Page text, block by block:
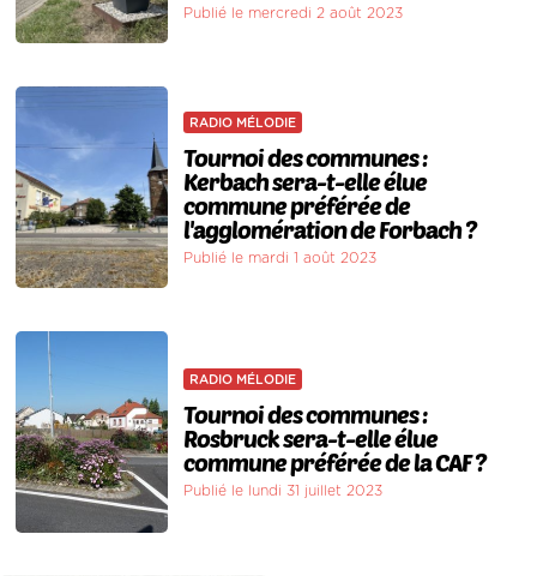
Publié le mercredi 2 août 2023
RADIO MÉLODIE
Tournoi des communes :
Kerbach sera-t-elle élue
commune préférée de
l'agglomération de Forbach ?
Publié le mardi 1 août 2023
RADIO MÉLODIE
Tournoi des communes :
Rosbruck sera-t-elle élue
commune préférée de la CAF ?
Publié le lundi 31 juillet 2023